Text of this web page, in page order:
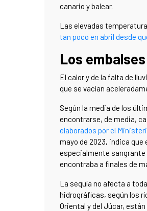
canario y balear.
Las elevadas
tan poco en abril desde
Los
El calor y de la falta de
que se vacían
Según la media de los
encontrarse, de media,
elaborados por el
mayo de 2023, indica
especialmente sangrante
encontraba a finales de
La sequía no afecta a
hidrográficas, según los
Oriental y del Júcar,